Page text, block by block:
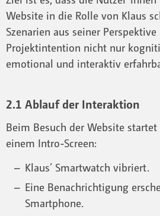
Website in die Rolle von Klaus
Szenarien aus seiner
Projektintention nicht nur
emotional und interaktiv
2.1 Ablauf der Interaktion
Beim Besuch der Website
einem Intro-Screen:
Klaus’ Smartwatch vibriert.
Eine Benachrichtigung
Smartphone.